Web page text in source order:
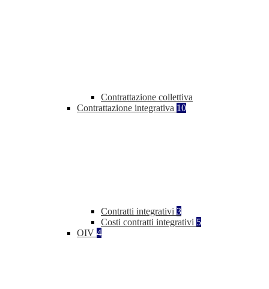
Contrattazione collettiva
Contrattazione integrativa 10
Contratti integrativi 3
Costi contratti integrativi 5
OIV 4